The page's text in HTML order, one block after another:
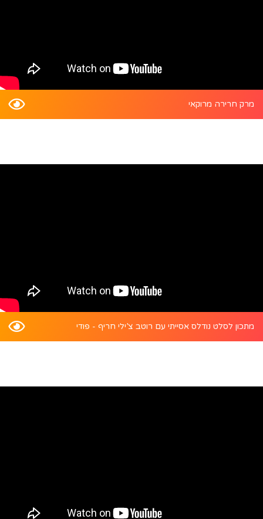
מרק חרירה מרוקאי
מתכון לסלט נודלס אסייתי עם רוטב צ’ילי חריף - פודי